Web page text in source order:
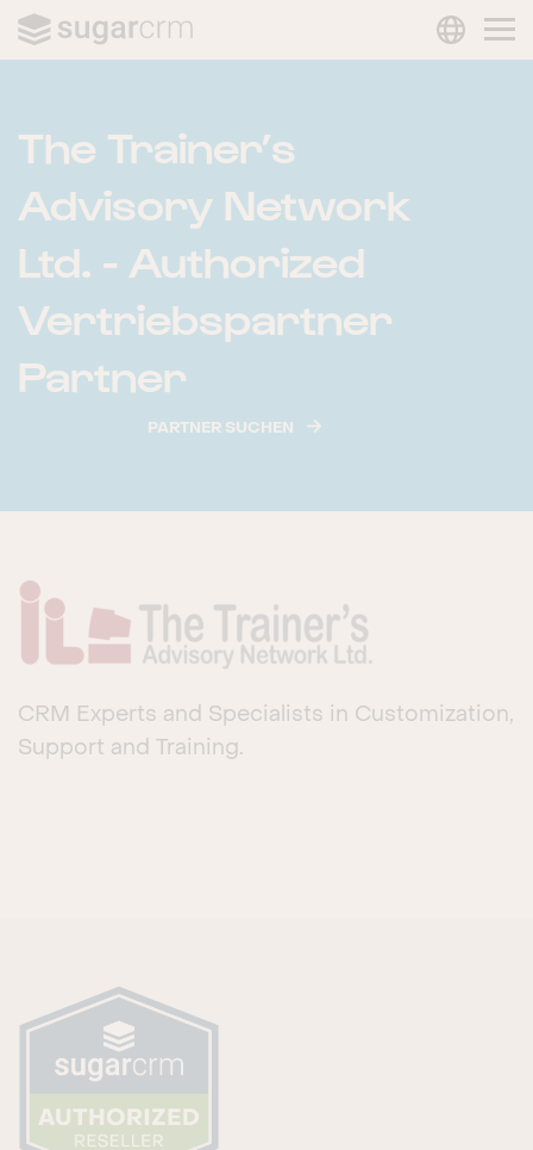
The Trainer’s
Advisory Network
Ltd. - Authorized
Vertriebspartner
Partner
PARTNER SUCHEN
CRM Experts and Specialists in Customization,
Support and Training.